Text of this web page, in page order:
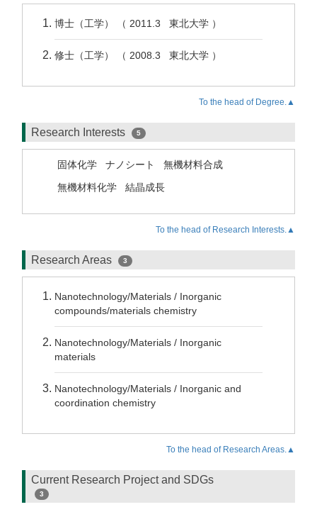
博士（工学） （ 2011.3 東北大学 ）
修士（工学） （ 2008.3 東北大学 ）
To the head of Degree.▲
Research Interests 5
固体化学 ナノシート
無機材料合成
無機材料化学
結晶成長
To the head of Research Interests.▲
Research Areas 3
Nanotechnology/Materials / Inorganic
compounds/materials chemistry
Nanotechnology/Materials / Inorganic
materials
Nanotechnology/Materials / Inorganic and
coordination chemistry
To the head of Research Areas.▲
Current Research Project and SDGs
3